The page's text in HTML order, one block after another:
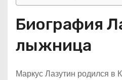
Биография
лыжница
Маркус Лазутин родился в